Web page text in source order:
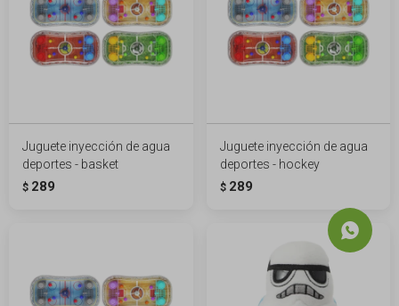
Juguete inyección de agua
deportes - basket
$ 289
Juguete inyección de agua
deportes - hockey
$ 289